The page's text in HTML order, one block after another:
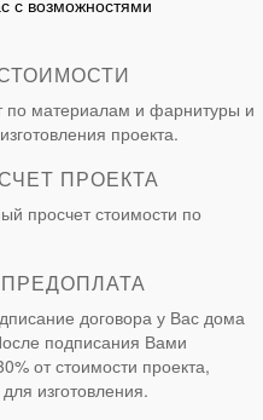
с возможностями
по материалам и фарнитуры и
проекта.
ПРОЕКТА
просчет стоимости по
договора у Вас дома
подписания Вами
от стоимости проекта,
изготовления.